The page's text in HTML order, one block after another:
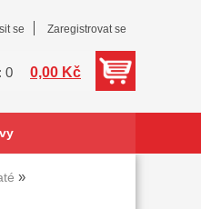
se Zaregistrovat se
0 0,00 Kč